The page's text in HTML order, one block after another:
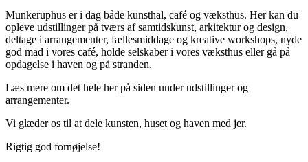
Munkeruphus er i dag både kunsthal, café og væksthus. Her kan du
opleve udstillinger på tværs af samtidskunst, arkitektur og design,
deltage i arrangementer, fællesmiddage og kreative workshops, nyde
god mad i vores café, holde selskaber i vores væksthus eller gå på
opdagelse i haven og på stranden.
Læs mere om det hele her på siden under udstillinger og
arrangementer.
Vi glæder os til at dele kunsten, huset og haven med jer.
Rigtig god fornøjelse!